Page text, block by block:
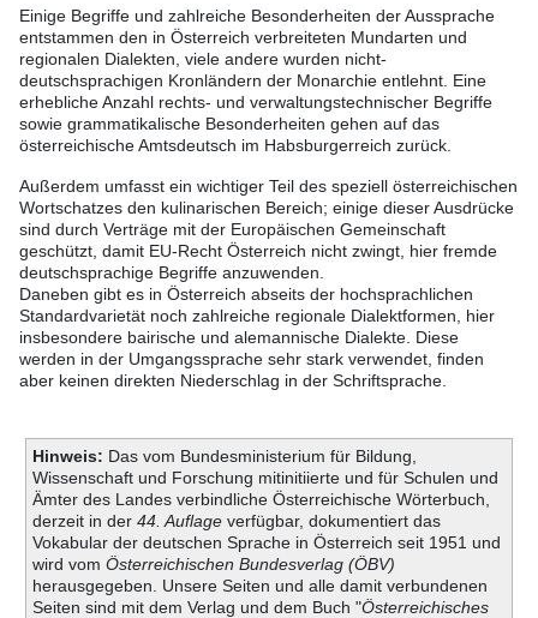
Einige Begriffe und zahlreiche Besonderheiten der Aussprache
entstammen den in Österreich verbreiteten Mundarten und
regionalen Dialekten, viele andere wurden nicht-
deutschsprachigen Kronländern der Monarchie entlehnt. Eine
erhebliche Anzahl rechts- und verwaltungstechnischer Begriffe
sowie grammatikalische Besonderheiten gehen auf das
österreichische Amtsdeutsch im Habsburgerreich zurück.
Außerdem umfasst ein wichtiger Teil des speziell österreichischen
Wortschatzes den kulinarischen Bereich; einige dieser Ausdrücke
sind durch Verträge mit der Europäischen Gemeinschaft
geschützt, damit EU-Recht Österreich nicht zwingt, hier fremde
deutschsprachige Begriffe anzuwenden.
Daneben gibt es in Österreich abseits der hochsprachlichen
Standardvarietät noch zahlreiche regionale Dialektformen, hier
insbesondere bairische und alemannische Dialekte. Diese
werden in der Umgangssprache sehr stark verwendet, finden
aber keinen direkten Niederschlag in der Schriftsprache.
Hinweis: Das vom Bundesministerium für Bildung,
Wissenschaft und Forschung mitinitiierte und für Schulen und
Ämter des Landes verbindliche Österreichische Wörterbuch,
derzeit in der 44. Auflageverfügbar, dokumentiert das
Vokabular der deutschen Sprache in Österreich seit 1951 und
wird vom Österreichischen Bundesverlag (ÖBV)
herausgegeben. Unsere Seiten und alle damit verbundenen
Seiten sind mit dem Verlag und dem Buch "Österreichisches